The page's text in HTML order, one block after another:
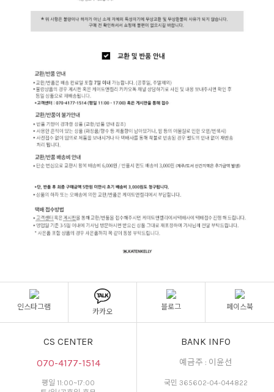
인스타그램
카카오
블로그 페이스북
CS CENTER
070-4177-1514
평일 11:00~17:00
BANK INFO
예금주 : 이윤선
국민 365602-04-044822